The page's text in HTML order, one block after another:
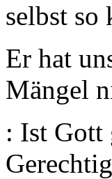
selbst so
Er hat
Mängel
: Ist Gott